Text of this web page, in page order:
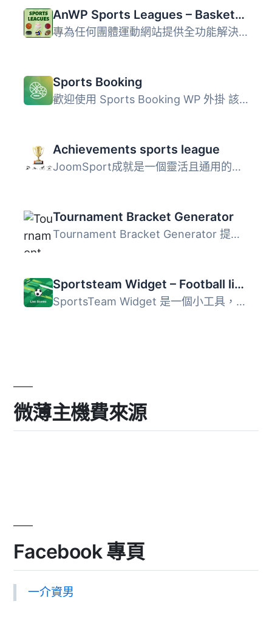
AnWP Sports Leagues – Basketball, Ice Hockey, Handball, Rugby & More
專為任何團體運動網站提供全功能解決方案。輕鬆管理球員、比...
Sports Booking
歡迎使用 Sports Booking WP 外掛 該外掛可以幫助您輕鬆管理...
Achievements sports league
JoomSport成就是一個靈活且通用的解決方案，可建立您的運動聯...
Tournament Bracket Generator
Tournament Bracket Generator 提供一個簡單的方法來創建任...
Sportsteam Widget – Football livescore
SportsTeam Widget 是一個小工具，它會顯示下一場比賽的資訊...
微薄主機費來源
Facebook 專頁
一介資男